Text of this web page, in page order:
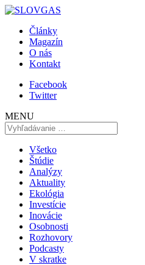
Články
Magazín
O nás
Kontakt
Facebook
Twitter
MENU
Všetko
Štúdie
Analýzy
Aktuality
Ekológia
Investície
Inovácie
Osobnosti
Rozhovory
Podcasty
V skratke